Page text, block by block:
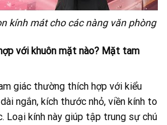
kính mát cho các nàng văn phòng
với khuôn mặt nào? Mặt tam
giác thường thích hợp với kiểu
ngắn, kích thước nhỏ, viền kính to
Loại kính này giúp tập trung sự chú